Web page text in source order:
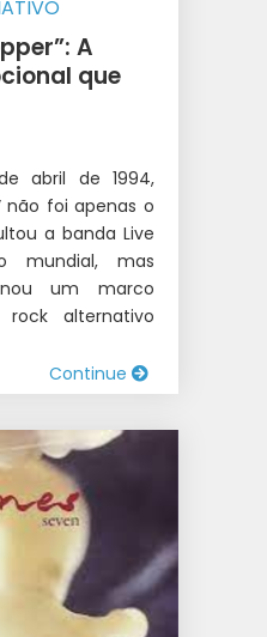
A
que
abril de 1994,
não foi apenas o
a banda Live
mundial, mas
um marco
alternativo
Continue